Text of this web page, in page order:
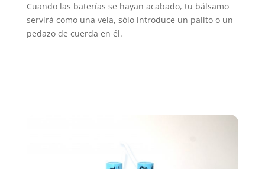
Cuando las baterías se hayan acabado, tu bálsamo
servirá como una vela, sólo introduce un palito o un
pedazo de cuerda en él.